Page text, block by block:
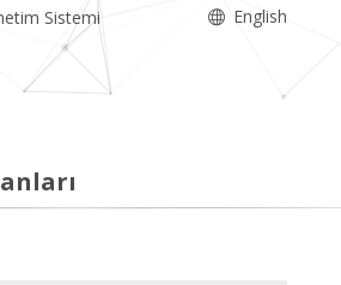
Sistemi English